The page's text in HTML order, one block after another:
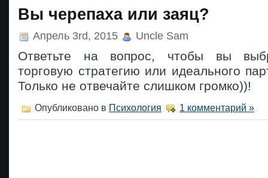
Вы черепаха или заяц?
Апрель 3rd, 2015 Uncle Sam
Ответьте на вопрос, чтобы вы
торговую стратегию или идеального
Только не отвечайте слишком громко))!
Опубликовано в Психология 1 комментарий »